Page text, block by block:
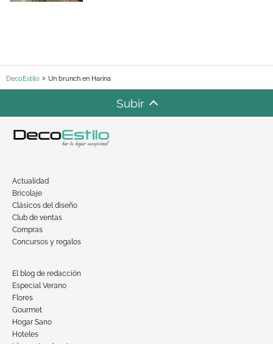
DecoEstilo Un brunch en Harina
Subir
Actualidad
Bricolaje
Clásicos del diseño
Club de ventas
Compras
Concursos y regalos
El blog de redacción
Especial Verano
Flores
Gourmet
Hogar Sano
Hoteles